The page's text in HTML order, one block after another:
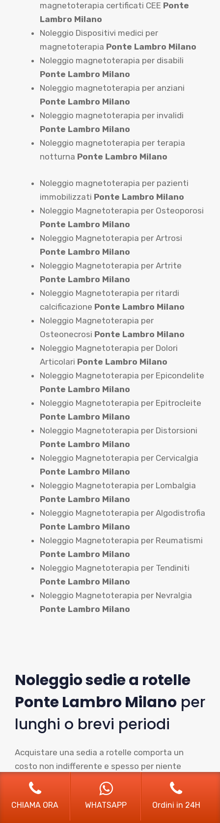
magnetoterapia certificati CEE Ponte
Lambro Milano
Noleggio Dispositivi medici per
magnetoterapia Ponte Lambro Milano
Noleggio magnetoterapia per disabili
Ponte Lambro Milano
Noleggio magnetoterapia per anziani
Ponte Lambro Milano
Noleggio magnetoterapia per invalidi
Ponte Lambro Milano
Noleggio magnetoterapia per terapia
notturna Ponte Lambro Milano
Noleggio magnetoterapia per pazienti
immobilizzati Ponte Lambro Milano
Noleggio Magnetoterapia per Osteoporosi
Ponte Lambro Milano
Noleggio Magnetoterapia per Artrosi
Ponte Lambro Milano
Noleggio Magnetoterapia per Artrite
Ponte Lambro Milano
Noleggio Magnetoterapia per ritardi
calcificazione Ponte Lambro Milano
Noleggio Magnetoterapia per
Osteonecrosi Ponte Lambro Milano
Noleggio Magnetoterapia per Dolori
Articolari Ponte Lambro Milano
Noleggio Magnetoterapia per Epicondelite
Ponte Lambro Milano
Noleggio Magnetoterapia per Epitrocleite
Ponte Lambro Milano
Noleggio Magnetoterapia per Distorsioni
Ponte Lambro Milano
Noleggio Magnetoterapia per Cervicalgia
Ponte Lambro Milano
Noleggio Magnetoterapia per Lombalgia
Ponte Lambro Milano
Noleggio Magnetoterapia per Algodistrofia
Ponte Lambro Milano
Noleggio Magnetoterapia per Reumatismi
Ponte Lambro Milano
Noleggio Magnetoterapia per Tendiniti
Ponte Lambro Milano
Noleggio Magnetoterapia per Nevralgia
Ponte Lambro Milano
Noleggio sedie a rotelle
Ponte Lambro Milano per
lunghi o brevi periodi
Acquistare una sedia a rotelle comporta un
costo non indifferente e spesso per niente
necessario, soprattutto se viene utilizzata
raramente o addirittura solo per un breve
periodo, ad esempio in occasione di un
intervento chirurgico ortopedico, di un periodo di
CHIAMA ORA WHATSAPP Ordini in 24H